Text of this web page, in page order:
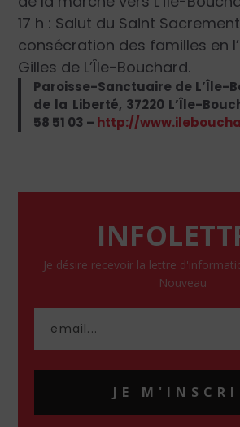
17 h : Salut du Saint
consécration des familles en
Gilles de L’Île-Bouchard.
Paroisse-Sanctuaire de L’Île-
de la Liberté, 37220 L’Île-
58 51 03 – http://
Je désire recevoir la lettre
Nouveau
JE